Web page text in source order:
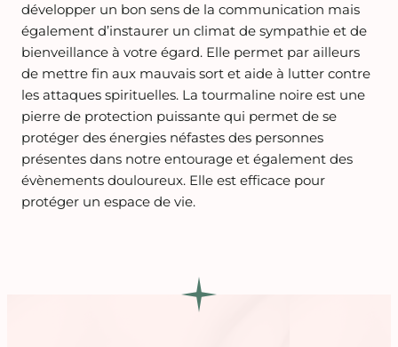
développer un bon sens de la communication mais
également d’instaurer un climat de sympathie et de
bienveillance à votre égard. Elle permet par ailleurs
de mettre fin aux mauvais sort et aide à lutter contre
les attaques spirituelles. La tourmaline noire est une
pierre de protection puissante qui permet de se
protéger des énergies néfastes des personnes
présentes dans notre entourage et également des
évènements douloureux. Elle est efficace pour
protéger un espace de vie.